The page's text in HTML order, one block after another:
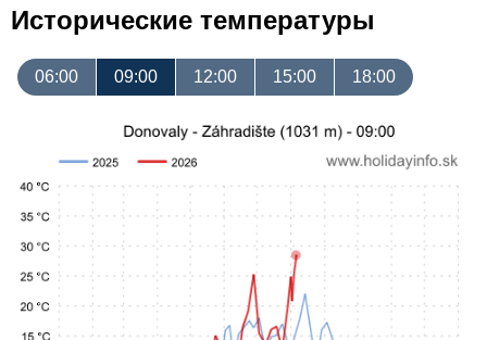
Исторические температуры
06:00 09:00 12:00 15:00 18:00